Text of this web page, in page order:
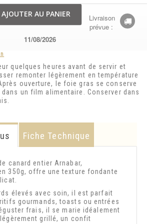
AJOUTER AU PANIER
Livraison
prévue :
11/08/2026
quelques heures avant de servir et
remonter légèrement en température
ouverture, le foie gras se conserve
un film alimentaire. Conserver dans
Fiche Technique
canard entier Arnabar,
350g, offre une texture fondante
élevés avec soin, il est parfait
gourmands, toasts ou entrées
frais, il se marie idéalement
grillé, un confit